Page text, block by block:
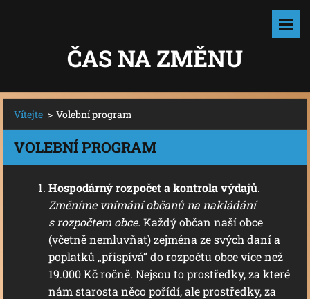
ČAS NA ZMĚNU
Vítejte > Volební program
VOLEBNÍ PROGRAM
Hospodárný rozpočet a kontrola výdajů.
Změníme vnímání občanů na nakládání
s rozpočtem obce. Každý občan naší obce
(včetně nemluvňat) zejména ze svých daní a
poplatků „přispívá“ do rozpočtu obce více než
19.000 Kč ročně. Nejsou to prostředky, za které
nám starosta něco pořídí, ale prostředky, za